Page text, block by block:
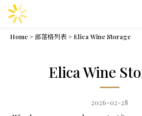
Home >部落格列表 > Elica Wine Storage
Elica Wine
2026-02-28